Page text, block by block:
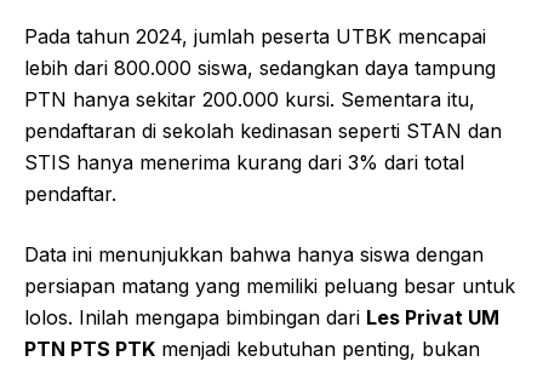
Pada tahun 2024, jumlah peserta UTBK mencapai
lebih dari 800.000 siswa, sedangkan daya tampung
PTN hanya sekitar 200.000 kursi. Sementara itu,
pendaftaran di sekolah kedinasan seperti STAN dan
STIS hanya menerima kurang dari 3% dari total
pendaftar.
Data ini menunjukkan bahwa hanya siswa dengan
persiapan matang yang memiliki peluang besar untuk
lolos. Inilah mengapa bimbingan dari Les Privat UM
PTN PTS PTK menjadi kebutuhan penting, bukan